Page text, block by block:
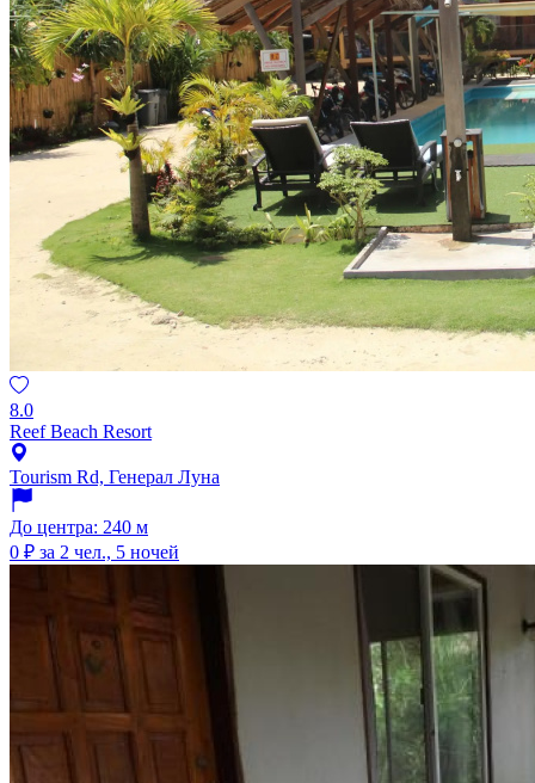
8.0
Reef Beach Resort
Tourism Rd, Генерал Луна
До центра: 240 м
0 ₽ за 2 чел., 5 ночей